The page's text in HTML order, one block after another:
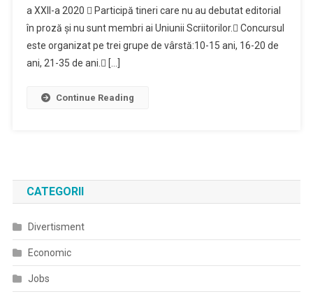
Scurta
„Radu
Rosetti”
a XXII-a 2020  Participă tineri care nu au debutat editorial
în proză şi nu sunt membri ai Uniunii Scriitorilor. Concursul
este organizat pe trei grupe de vârstă:10-15 ani, 16-20 de
ani, 21-35 de ani. […]
Continue Reading
CATEGORII
Divertisment
Economic
Jobs